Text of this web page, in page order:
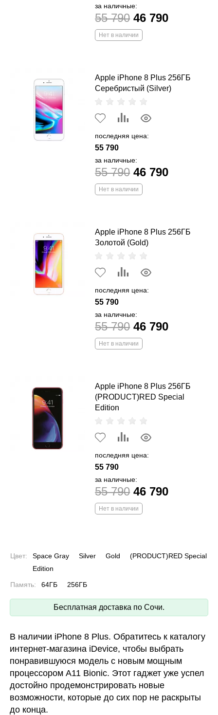
за наличные:
55 790 46 790
Нет в наличии
Apple iPhone 8 Plus 256ГБ
Серебристый (Silver)
последняя цена:
55 790
за наличные:
55 790 46 790
Нет в наличии
Apple iPhone 8 Plus 256ГБ
Золотой (Gold)
последняя цена:
55 790
за наличные:
55 790 46 790
Нет в наличии
Apple iPhone 8 Plus 256ГБ
(PRODUCT)RED Special
Edition
последняя цена:
55 790
за наличные:
55 790 46 790
Нет в наличии
Цвет: Space Gray Silver Gold
(PRODUCT)RED Special
Edition
Память: 64ГБ 256ГБ
Бесплатная доставка по Сочи.
В наличии iPhone 8 Plus. Обратитесь к каталогу
интернет-магазина iDevice, чтобы выбрать
понравившуюся модель с новым мощным
процессором A11 Bionic. Этот гаджет уже успел
достойно продемонстрировать новые
возможности, которые до сих пор не раскрыты
до конца.